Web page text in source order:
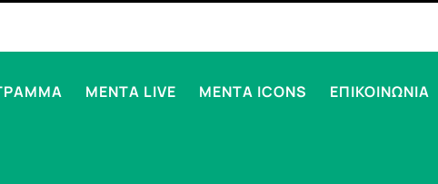
MENTA LIVE MENTA ICONS ΕΠΙΚΟΙΝΩΝΙΑ